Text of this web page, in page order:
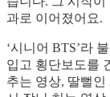
과로 이어졌어요.
‘시니어 BTS’라
입고 횡단보도를
추는 영상, 딸뻘인